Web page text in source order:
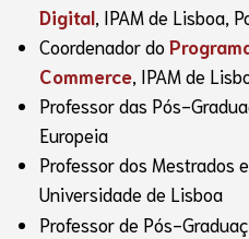
Digital, IPAM de Lisboa,
Coordenador do
Commerce, IPAM de
Professor das Pós-
Europeia
Professor dos Mestrados
Universidade de Lisboa
Professor de Pós-